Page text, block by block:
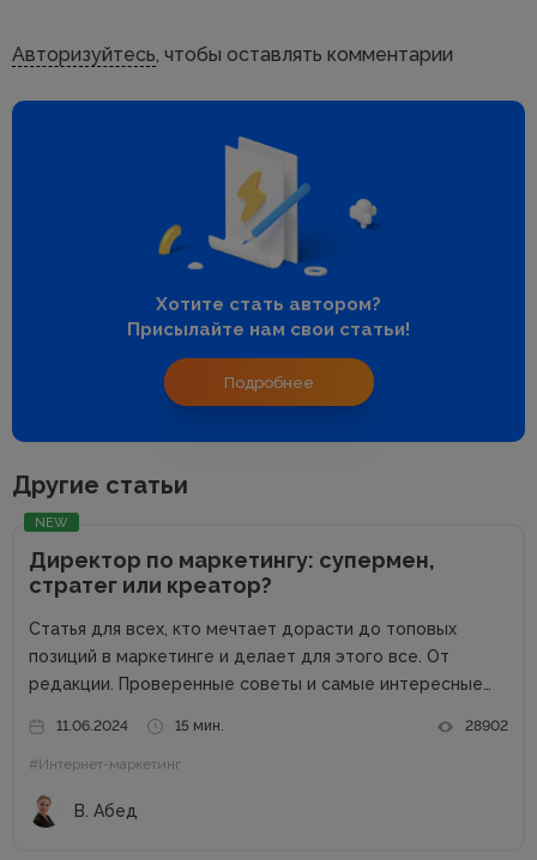
Авторизуйтесь, чтобы оставлять комментарии
Хотите стать автором?
Присылайте нам свои статьи!
Подробнее
Другие статьи
NEW
Директор по маркетингу: супермен,
стратег или креатор?
Статья для всех, кто мечтает дорасти до топовых
позиций в маркетинге и делает для этого все. От
редакции. Проверенные советы и самые интересные
на наш телеграм-канал и получайте каждую неделю
новую порцию...
11.06.2024 15 мин. 28902
#Интернет-маркетинг
В. Абед